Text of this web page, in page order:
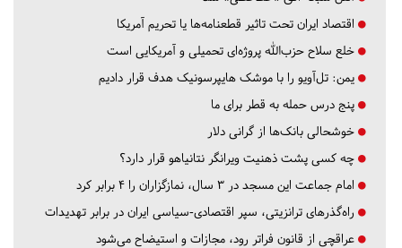
اقتصاد ایران تحت تاثیر قطعنامه‌ها یا تحریم‌ آمریکا
خلع سلاح حزب‌الله پروژه‌ای تحمیلی و آمریکایی است
یمن: تل‌آویو را با موشک هایپرسونیک هدف قرار دادیم
پنج درس‌ حمله به قطر برای ما
خوشحالی بانک‌ها از گرانی دلار
چه کسی پشت ذهنیت ویرانگر نتانیاهو قرار دارد؟
امام جماعت این مسجد در ۳ سال، نمازگزاران را ۴ برابر کرد
راه‌گذرهای ترانزیتی، سپر اقتصادی-سیاسی ایران در برابر تهدیدات
عراقچی از قانون فراتر رود، مجازات و استیضاح می‌شود